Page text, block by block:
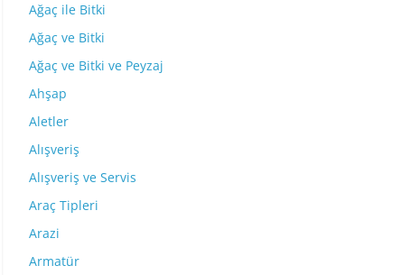
Ağaç ile Bitki
Ağaç ve Bitki
Ağaç ve Bitki ve Peyzaj
Ahşap
Aletler
Alışveriş
Alışveriş ve Servis
Araç Tipleri
Arazi
Armatür